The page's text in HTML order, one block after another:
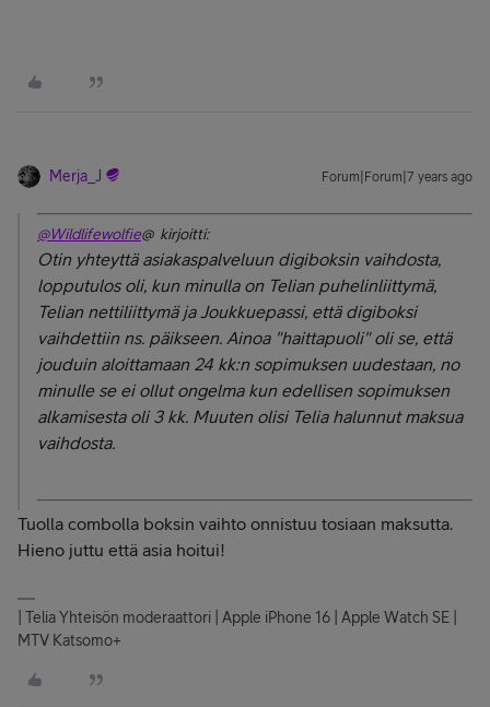
Merja_J Forum|Forum|7 years ago
@Wildlifewolfie@ kirjoitti:
Otin yhteyttä asiakaspalveluun digiboksin vaihdosta,
lopputulos oli, kun minulla on Telian puhelinliittymä,
Telian nettiliittymä ja Joukkuepassi, että digiboksi
vaihdettiin ns. päikseen. Ainoa "haittapuoli" oli se, että
jouduin aloittamaan 24 kk:n sopimuksen uudestaan, no
minulle se ei ollut ongelma kun edellisen sopimuksen
alkamisesta oli 3 kk. Muuten olisi Telia halunnut maksua
vaihdosta.
Tuolla combolla boksin vaihto onnistuu tosiaan maksutta.
Hieno juttu että asia hoitui!
| Telia Yhteisön moderaattori | Apple iPhone 16 | Apple Watch SE |
MTV Katsomo+